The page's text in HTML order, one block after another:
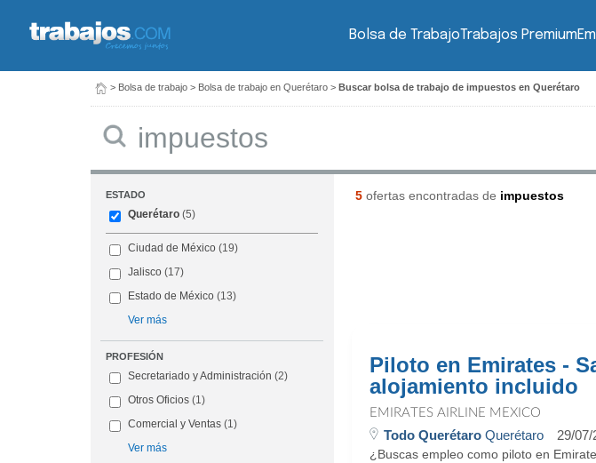
Bolsa de TrabajoTrabajos Premium
> Bolsa de trabajo > Bolsa de trabajo en Querétaro > Buscar bolsa de trabajo de impuestos en Querétaro
ESTADO
Querétaro (5)
Ciudad de México (19)
Jalisco (17)
Estado de México (13)
Ver más
PROFESIÓN
Secretariado y Administración (2)
Otros Oficios (1)
Comercial y Ventas (1)
Ver más
5ofertas encontradas de impuestos
Piloto en Emirates -
alojamiento incluido
EMIRATES AIRLINE MEXICO
Todo QuerétaroQuerétaro 29/07/
¿Buscas empleo como piloto en